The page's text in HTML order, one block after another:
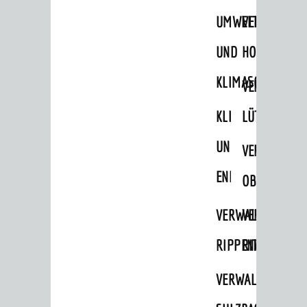
UMWELT-
UND
KLIMASCHUTZ
KLIMASCHUTZ
UND
RIPPENWEIER